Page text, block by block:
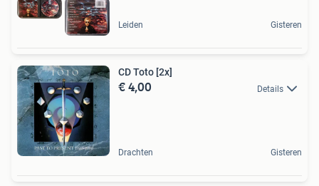
Leiden Gisteren
CD Toto [2x]
€ 4,00 Details
Drachten Gisteren